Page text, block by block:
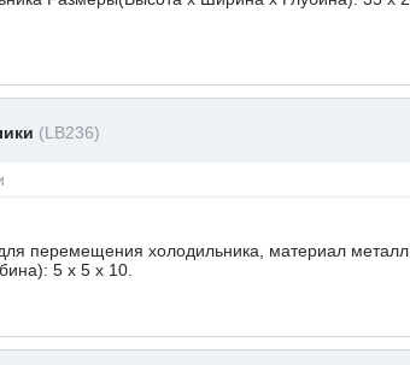
(LB236)
перемещения холодильника, материал
5 x 5 х 10.